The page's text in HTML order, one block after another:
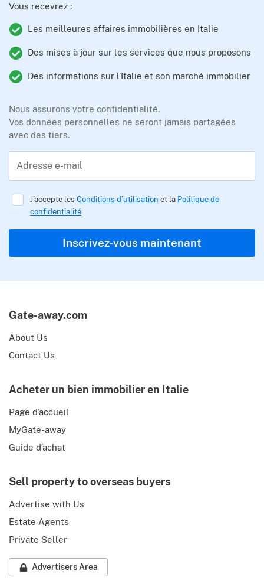
Vous recevrez :
Les meilleures affaires immobilières en Italie
Des mises à jour sur les services que nous proposons
Des informations sur l’Italie et son marché immobilier
Nous assurons votre confidentialité.
Vos données personnelles ne seront jamais partagées
avec des tiers.
Adresse e-mail
J’accepte les Conditions d’utilisation et la Politique de
confidentialité
Inscrivez-vous maintenant
Gate-away.com
About Us
Contact Us
Acheter un bien immobilier en Italie
Page d’accueil
MyGate-away
Guide d’achat
Sell property to overseas buyers
Advertise with Us
Estate Agents
Private Seller
Advertisers Area